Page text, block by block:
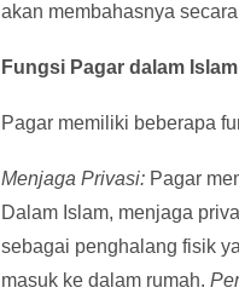
akan membahasnya
Fungsi Pagar dalam Islam
Pagar memiliki beberapa
Menjaga Privasi: Pagar
Dalam Islam, menjaga
sebagai penghalang fisik
masuk ke dalam rumah.